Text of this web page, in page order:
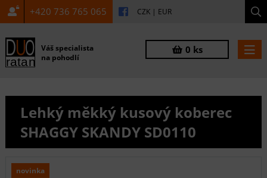
+420 736 765 065 CZK | EUR
Váš specialista
na pohodlí
0 ks
Lehký měkký kusový koberec
SHAGGY SKANDY SD0110
novinka